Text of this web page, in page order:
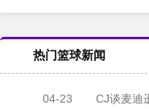
热门篮球新闻
04-23 CJ谈麦迪逊嘘声